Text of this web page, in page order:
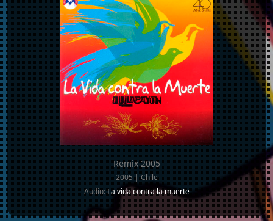
Remix 2005
2005 | Chile
Audio:La vida contra la muerte